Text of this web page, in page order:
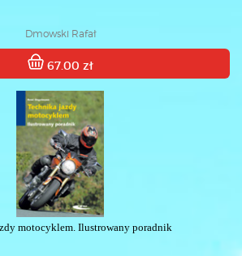
Dmowski Rafał
67.00 zł
motocyklem. Ilustrowany poradnik